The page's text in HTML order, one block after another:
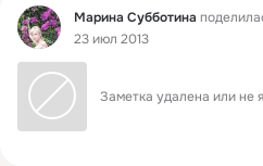
Фид Марина Субботина
23 июл 2013
Заметка удалена или не